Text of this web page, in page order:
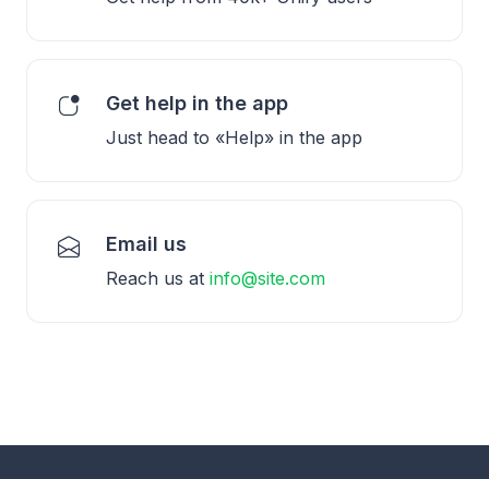
Get help in the app
Just head to «Help» in the app
Email us
Reach us at info@site.com